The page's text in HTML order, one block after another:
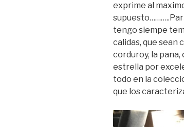
exprime al
tengo siempe
calidas, que sean
corduroy, la
estrella por
todo en la
que los